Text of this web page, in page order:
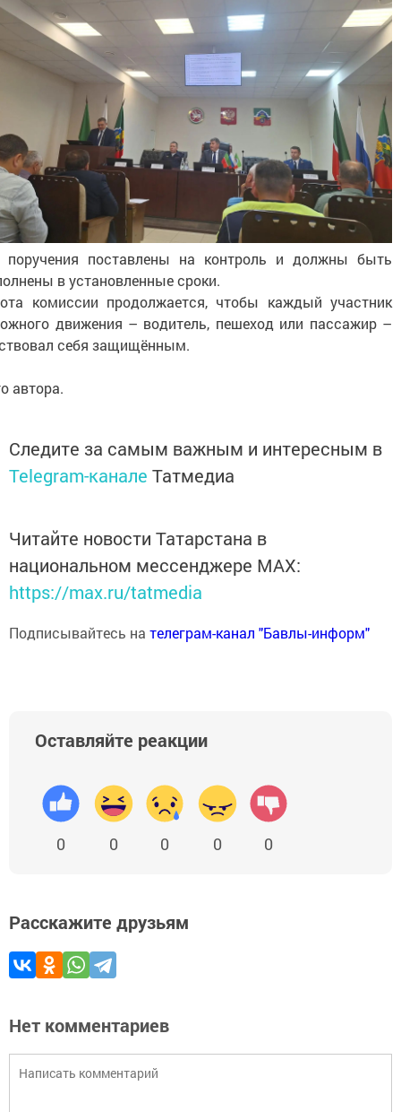
поручения поставлены на контроль и должны быть
в установленные сроки.
комиссии продолжается, чтобы каждый участник
движения – водитель, пешеход или пассажир –
себя защищённым.
автора.
Следите за самым важным и интересным в
Telegram-канале Татмедиа
Читайте новости Татарстана в
национальном мессенджере MАХ:
https://max.ru/tatmedia
Подписывайтесь на телеграм-канал "Бавлы-информ"
Оставляйте реакции
0 0 0 0 0
Расскажите друзьям
Нет комментариев